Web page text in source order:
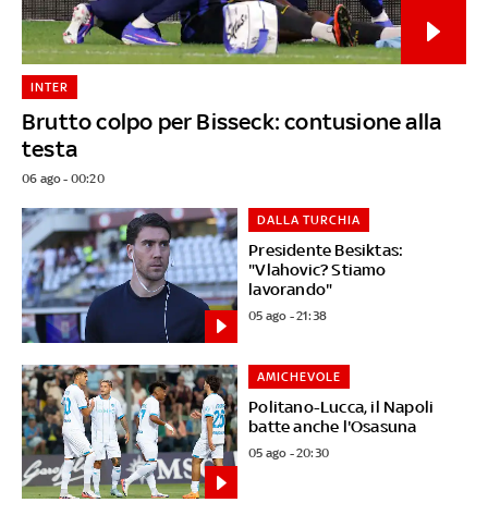
Brutto colpo per Bisseck: contusione alla
testa
INTER
06 ago - 00:20
Presidente Besiktas:
"Vlahovic? Stiamo
lavorando"
DALLA TURCHIA
05 ago - 21:38
Politano-Lucca, il Napoli
batte anche l'Osasuna
AMICHEVOLE
05 ago - 20:30